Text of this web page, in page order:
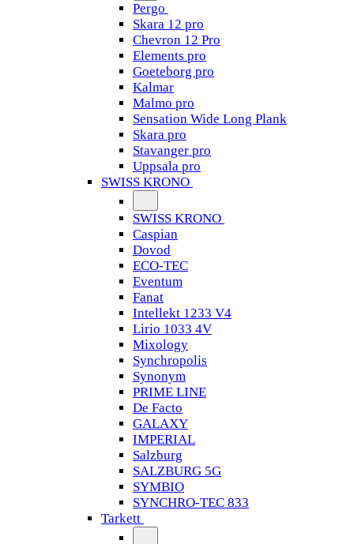
Pergo
Skara 12 pro
Chevron 12 Pro
Elements pro
Goeteborg pro
Kalmar
Malmo pro
Sensation Wide Long Plank
Skara pro
Stavanger pro
Uppsala pro
SWISS KRONO
SWISS KRONO
Caspian
Dovod
ECO-TEC
Eventum
Fanat
Intellekt 1233 V4
Lirio 1033 4V
Mixology
Synchropolis
Synonym
PRIME LINE
De Facto
GALAXY
IMPERIAL
Salzburg
SALZBURG 5G
SYMBIO
SYNCHRO-TEC 833
Tarkett